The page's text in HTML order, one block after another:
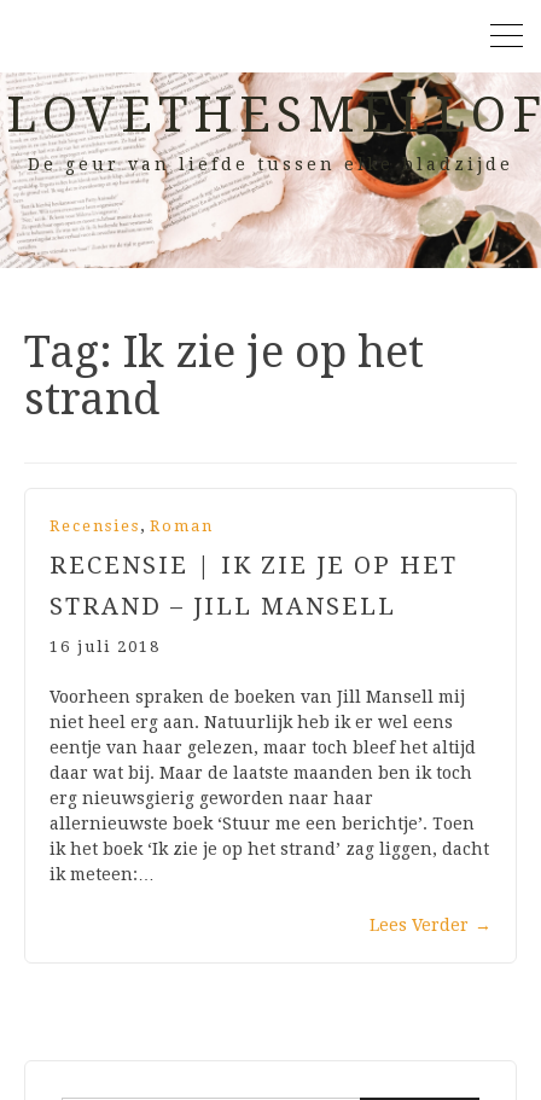
De geur van liefde tussen elke bladzijde
Tag: Ik zie je op het
strand
Recensies , Roman
RECENSIE | IK ZIE JE OP HET
STRAND – JILL MANSELL
16 juli 2018
Voorheen spraken de boeken van Jill Mansell mij
niet heel erg aan. Natuurlijk heb ik er wel eens
eentje van haar gelezen, maar toch bleef het altijd
daar wat bij. Maar de laatste maanden ben ik toch
erg nieuwsgierig geworden naar haar
allernieuwste boek ‘Stuur me een berichtje’. Toen
ik het boek ‘Ik zie je op het strand’ zag liggen, dacht
ik meteen:…
Lees Verder →